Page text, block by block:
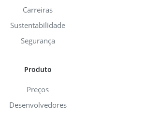
Carreiras
Sustentabilidade
Segurança
Produto
Preços
Desenvolvedores